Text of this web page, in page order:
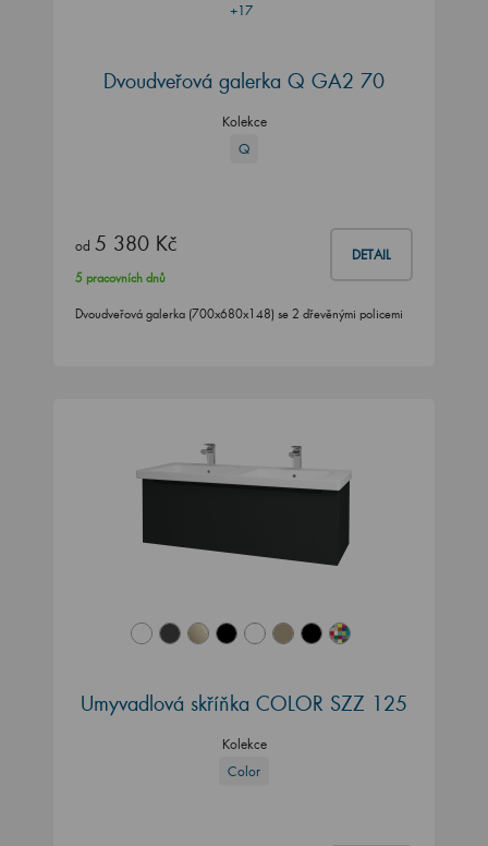
+17
Dvoudveřová galerka Q GA2 70
Kolekce
Q
od 5 380 Kč DETAIL
5 pracovních dnů
Dvoudveřová galerka (700x680x148) se 2 dřevěnými policemi
Umyvadlová skříňka COLOR SZZ 125
Kolekce
Color